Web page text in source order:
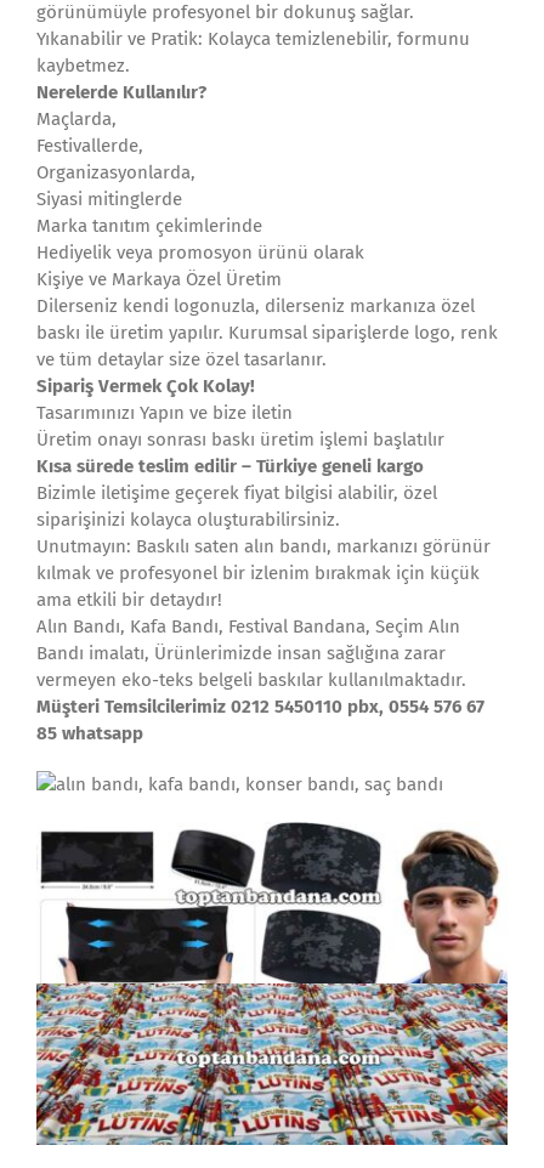
görünümüyle profesyonel bir dokunuş sağlar.
Yıkanabilir ve Pratik: Kolayca temizlenebilir, formunu
kaybetmez.
Nerelerde Kullanılır?
Maçlarda,
Festivallerde,
Organizasyonlarda,
Siyasi mitinglerde
Marka tanıtım çekimlerinde
Hediyelik veya promosyon ürünü olarak
Kişiye ve Markaya Özel Üretim
Dilerseniz kendi logonuzla, dilerseniz markanıza özel
baskı ile üretim yapılır. Kurumsal siparişlerde logo, renk
ve tüm detaylar size özel tasarlanır.
Sipariş Vermek Çok Kolay!
Tasarımınızı Yapın ve bize iletin
Üretim onayı sonrası baskı üretim işlemi başlatılır
Kısa sürede teslim edilir – Türkiye geneli kargo
Bizimle iletişime geçerek fiyat bilgisi alabilir, özel
siparişinizi kolayca oluşturabilirsiniz.
Unutmayın: Baskılı saten alın bandı, markanızı görünür
kılmak ve profesyonel bir izlenim bırakmak için küçük
ama etkili bir detaydır!
Alın Bandı, Kafa Bandı, Festival Bandana, Seçim Alın
Bandı imalatı, Ürünlerimizde insan sağlığına zarar
vermeyen eko-teks belgeli baskılar kullanılmaktadır.
Müşteri Temsilcilerimiz 0212 5450110 pbx, 0554 576 67
85 whatsapp